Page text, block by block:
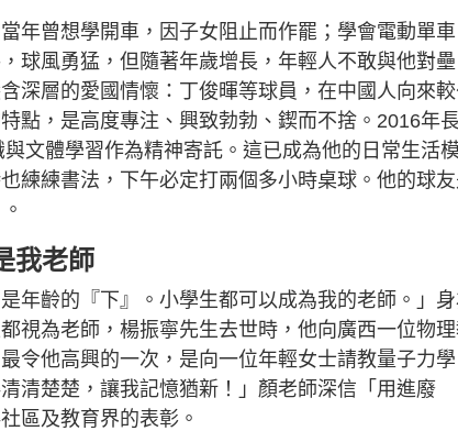
年曾想學開車，因子女阻止而作罷；學會電動單
球風勇猛，但隨著年歲增長，年輕人不敢與他對
深層的愛國情懷：丁俊暉等球員，在中國人向來
點，是高度專注、興致勃勃、鍥而不捨。2016年
文體學習作為精神寄託。這已成為他的日常生活
練練書法，下午必定打兩個多小時桌球。他的球
我老師
年齡的『下』。小學生都可以成為我的老師。」
視為老師，楊振寧先生去世時，他向廣西一位物
令他高興的一次，是向一位年輕女士請教量子力
清楚楚，讓我記憶猶新！」顏老師深信「用進廢
區及教育界的表彰。